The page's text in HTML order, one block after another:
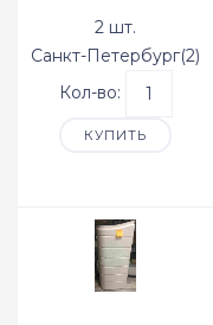
2 шт.
Санкт-Петербург(2)
Кол-во:
КУПИТЬ